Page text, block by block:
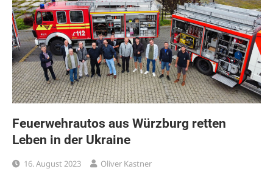
Feuerwehrautos aus Würzburg retten
Leben in der Ukraine
16. August 2023 Oliver Kastner